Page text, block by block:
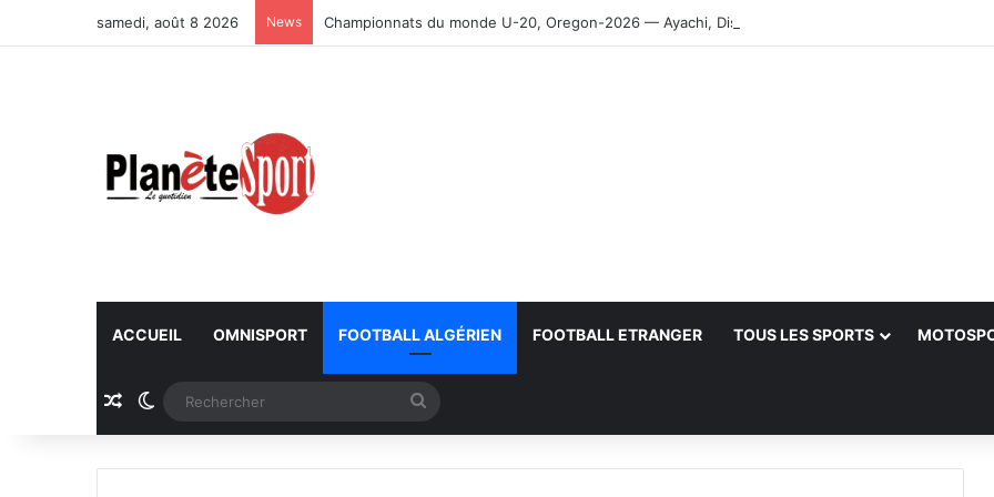
samedi, août 8 2026 News Championnats du monde U-20, Oregon-2026 — Ayachi, Dissa, Touahria et Ghezali en finale
ACCUEIL OMNISPORT FOOTBALL ALGÉRIEN FOOTBALL ETRANGER TOUS LES SPORTS
Article Aléatoire
Switch skin